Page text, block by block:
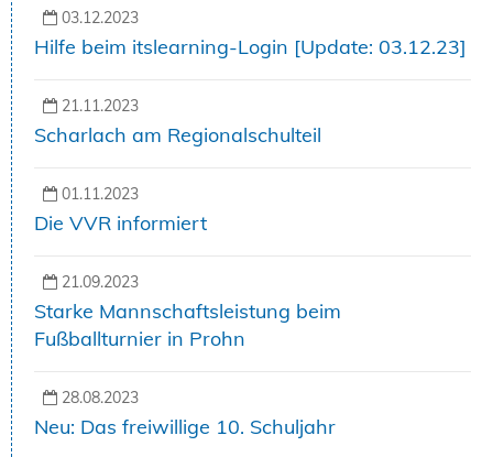
03.12.2023
Hilfe beim itslearning-Login [Update: 03.12.23]
21.11.2023
Scharlach am Regionalschulteil
01.11.2023
Die VVR informiert
21.09.2023
Starke Mannschaftsleistung beim
Fußballturnier in Prohn
28.08.2023
Neu: Das freiwillige 10. Schuljahr